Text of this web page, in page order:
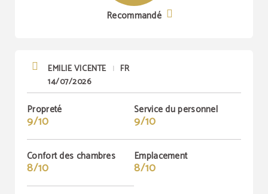
Recommandé
EMILIE VICENTE |
FR
14/07/2026
Propreté
9/10
Service du personnel
9/10
Confort des chambres
8/10
Emplacement
8/10